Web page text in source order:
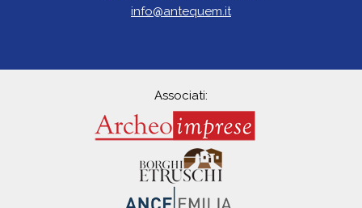
info@antequem.it
Associati: